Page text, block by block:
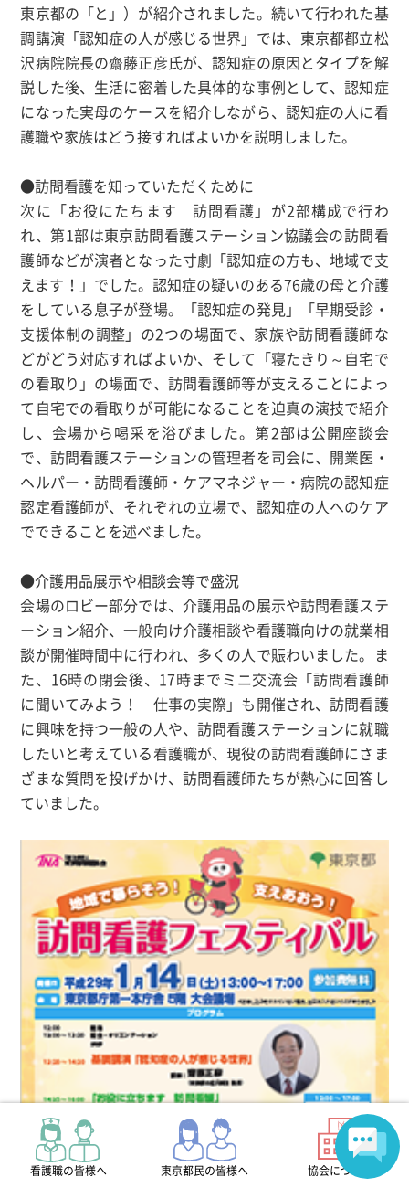
東京都の「と」）が紹介されました。続いて行われた基
調講演「認知症の人が感じる世界」では、東京都都立松
沢病院院長の齋藤正彦氏が、認知症の原因とタイプを解
説した後、生活に密着した具体的な事例として、認知症
になった実母のケースを紹介しながら、認知症の人に看
護職や家族はどう接すればよいかを説明しました。
●訪問看護を知っていただくために
次に「お役にたちます 訪問看護」が2部構成で行わ
れ、第1部は東京訪問看護ステーション協議会の訪問看
護師などが演者となった寸劇「認知症の方も、地域で支
えます！」でした。認知症の疑いのある76歳の母と介護
をしている息子が登場。「認知症の発見」「早期受診・
支援体制の調整」の2つの場面で、家族や訪問看護師な
どがどう対応すればよいか、そして「寝たきり～自宅で
の看取り」の場面で、訪問看護師等が支えることによっ
て自宅での看取りが可能になることを迫真の演技で紹介
し、会場から喝采を浴びました。第2部は公開座談会
で、訪問看護ステーションの管理者を司会に、開業医・
ヘルパー・訪問看護師・ケアマネジャー・病院の認知症
認定看護師が、それぞれの立場で、認知症の人へのケア
でできることを述べました。
●介護用品展示や相談会等で盛況
会場のロビー部分では、介護用品の展示や訪問看護ステ
ーション紹介、一般向け介護相談や看護職向けの就業相
談が開催時間中に行われ、多くの人で賑わいました。ま
た、16時の閉会後、17時までミニ交流会「訪問看護師
に聞いてみよう！ 仕事の実際」も開催され、訪問看護
に興味を持つ一般の人や、訪問看護ステーションに就職
したいと考えている看護職が、現役の訪問看護師にさま
ざまな質問を投げかけ、訪問看護師たちが熱心に回答し
ていました。